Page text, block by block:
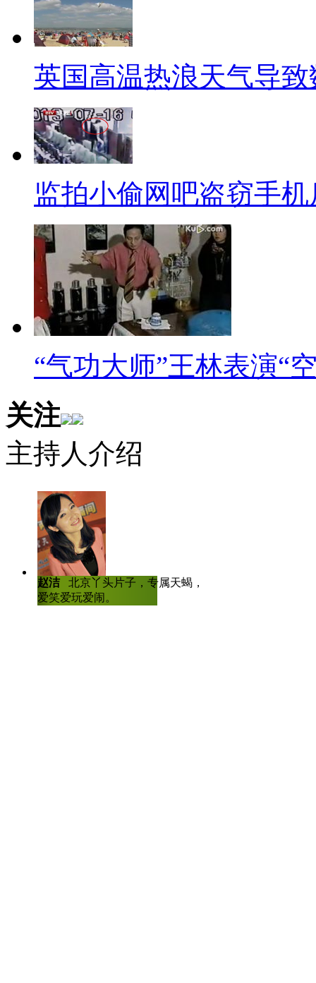
了个醒，我以后只吐槽不吹牛了
【网事连播】
【标题】娱乐圈女明星的靠
【口播】俗话说“一个篱笆三
就是最黑暗的时候，陪你一起
天我们就来说一说这娱乐圈里
【正文】
蔡依林和罗志祥
蔡依林证实最爱跟小猪罗志
罗志祥偶尔会失控，2010年5
又爱又恨。
李冰冰和任泉
绯闻甚少的李冰冰也有自己
话不谈的好朋友。认识15年，
需多说，意在言中。
林志玲和蔡康永
林志玲能有今天的成绩，和
说蔡康永是一个智者，他将林
英国高温热浪天气导
监拍小偷网吧盗窃手
“气功大师”王林表演“
关注
主持人介绍
赵洁
北京丫头片子，专属天蝎，爱哭
爱笑爱玩爱闹。